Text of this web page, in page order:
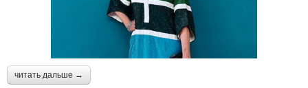
читать дальше →